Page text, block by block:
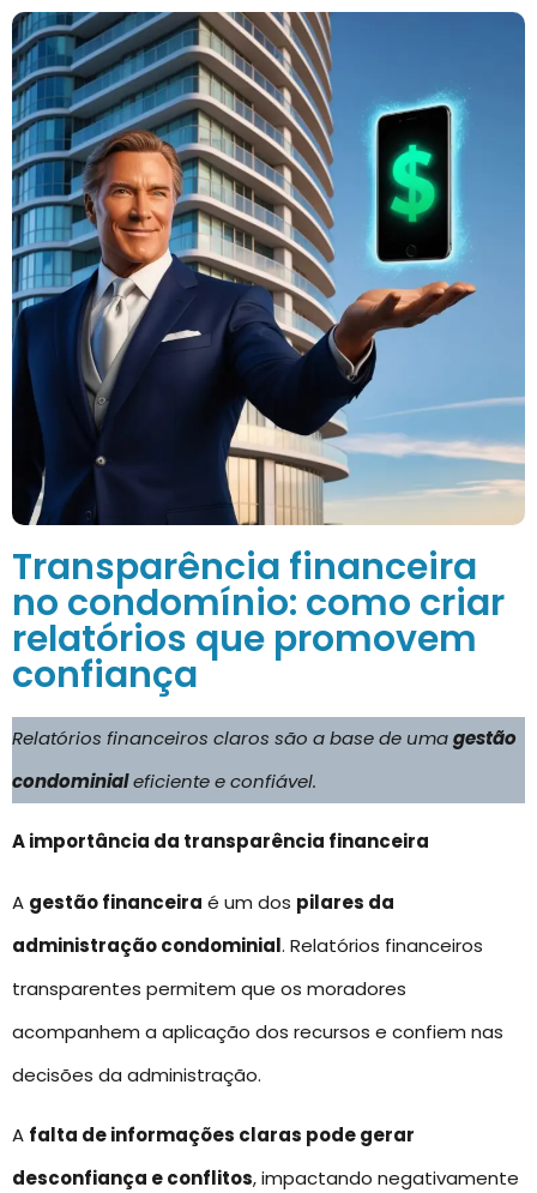
Transparência financeira
no condomínio: como criar
relatórios que promovem
confiança
Relatórios financeiros claros são a base de umagestão
condominialeficiente e confiável.
A importância da transparência financeira
A gestão financeira é um dos pilares da
administração condominial. Relatórios financeiros
transparentes permitem que os moradores
acompanhem a aplicação dos recursos e confiem nas
decisões da administração.
A falta de informações claras pode gerar
desconfiança e conflitos, impactando negativamente